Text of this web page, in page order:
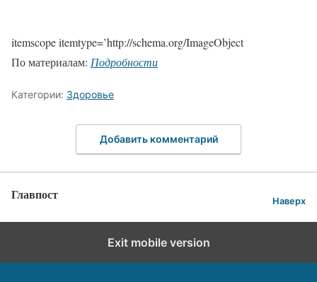
itemscope itemtype=’http://schema.org/ImageObject
По материалам: Подробности
Категории: Здоровье
Добавить комментарий
Главпост Наверх
Exit mobile version